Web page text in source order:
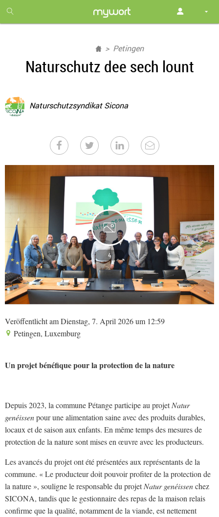
month
free
Petingen
Naturschutz dee sech lount
Naturschutzsyndikat Sicona
4
Veröffentlicht am Dienstag, 7. April 2026 um 12:59
Petingen, Luxemburg
Un projet bénéfique pour la protection de la nature
Depuis 2023, la commune Pétange participe au projetNatur
genéissenpour une alimentation saine avec des produits durables,
locaux et de saison aux enfants. En même temps des mesures de
protection de la nature sont mises en œuvre avec les producteurs.
Les avancés du projet ont été présentées aux représentants de la
commune. « Le producteur doit pouvoir profiter de la protection de
la nature », souligne le responsable du projetNatur genéissenchez
SICONA, tandis que le gestionnaire des repas de la maison relais
confirme que la qualité, notamment de la viande, est nettement